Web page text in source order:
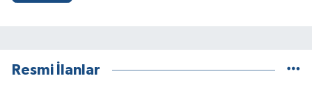
Resmi İlanlar